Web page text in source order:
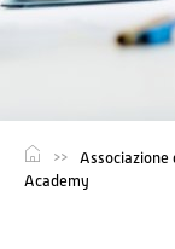
Associazione
Academy